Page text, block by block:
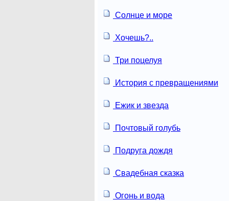
Солнце и море
Хочешь?..
Три поцелуя
История с превращениями
Ежик и звезда
Почтовый голубь
Подруга дождя
Свадебная сказка
Огонь и вода